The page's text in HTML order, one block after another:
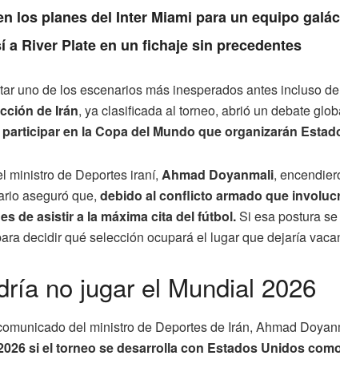
los planes del Inter Miami para un equipo
a River Plate en un fichaje sin precedentes
uno de los escenarios más inesperados antes incluso
de Irán, ya clasificada al torneo, abrió un debate
en la Copa del Mundo que organizarán
ministro de Deportes iraní, Ahmad Doyanmali,
aseguró que, debido al conflicto armado que
de asistir a la máxima cita del fútbol.Si esa postura
decidir qué selección ocupará el lugar que dejaría
no jugar el Mundial 2026
del ministro de Deportes de Irán, Ahmad
si el torneo se desarrolla con Estados Unidos